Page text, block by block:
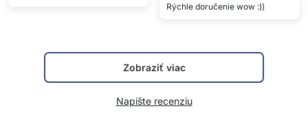
Rýchle doručenie wow :))
Zobraziť viac
Napíšte recenziu